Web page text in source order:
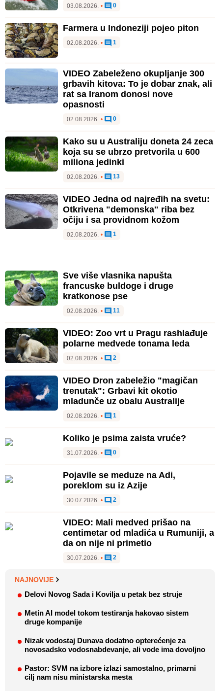
03.08.2026. • 0
Farmera u Indoneziji pojeo piton
02.08.2026. • 1
VIDEO Zabeleženo okupljanje 300
grbavih kitova: To je dobar znak, ali
rat sa Iranom donosi nove
opasnosti
02.08.2026. • 0
Kako su u Australiju doneta 24 zeca
koja su se ubrzo pretvorila u 600
miliona jedinki
02.08.2026. • 13
VIDEO Jedna od najređih na svetu:
Otkrivena "demonska" riba bez
očiju i sa providnom kožom
02.08.2026. • 1
Sve više vlasnika napušta
francuske buldoge i druge
kratkonose pse
02.08.2026. • 11
VIDEO: Zoo vrt u Pragu rashlađuje
polarne medvede tonama leda
02.08.2026. • 2
VIDEO Dron zabeležio "magičan
trenutak": Grbavi kit okotio
mladunče uz obalu Australije
02.08.2026. • 1
Koliko je psima zaista vruće?
31.07.2026. • 0
Pojavile se meduze na Adi,
poreklom su iz Azije
30.07.2026. • 2
VIDEO: Mali medved prišao na
centimetar od mladića u Rumuniji, a
da on nije ni primetio
30.07.2026. • 2
NAJNOVIJE
Delovi Novog Sada i Kovilja u petak bez struje
Metin AI model tokom testiranja hakovao sistem
druge kompanije
Nizak vodostaj Dunava dodatno opterećenje za
novosadsko vodosnabdevanje, ali vode ima dovoljno
Pastor: SVM na izbore izlazi samostalno, primarni
cilj nam nisu ministarska mesta